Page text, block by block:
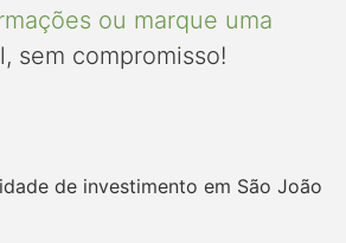
ou marque uma
sem compromisso!
de investimento em São João